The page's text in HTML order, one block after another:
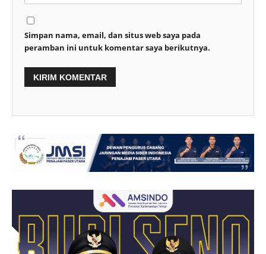
Simpan nama, email, dan situs web saya pada
peramban ini untuk komentar saya berikutnya.